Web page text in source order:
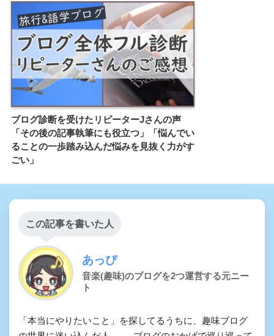
ブログ診断を受けたリピーターJさんの声
「その後の記事執筆にも役立つ」「悩んでい
ることの一歩踏み込んだ悩みを見抜く力がす
ごい」
この記事を書いた人
あっぴ
音楽(趣味)のブログを2つ運営する元ニー
ト
「本当にやりたいこと」を探してるうちに、趣味ブログ